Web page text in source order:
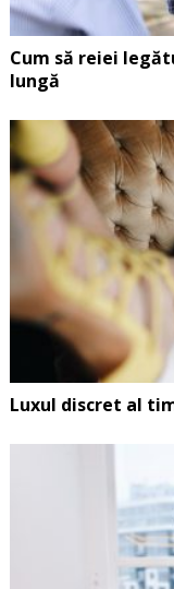
Cum să reiei
lungă
Luxul discret al